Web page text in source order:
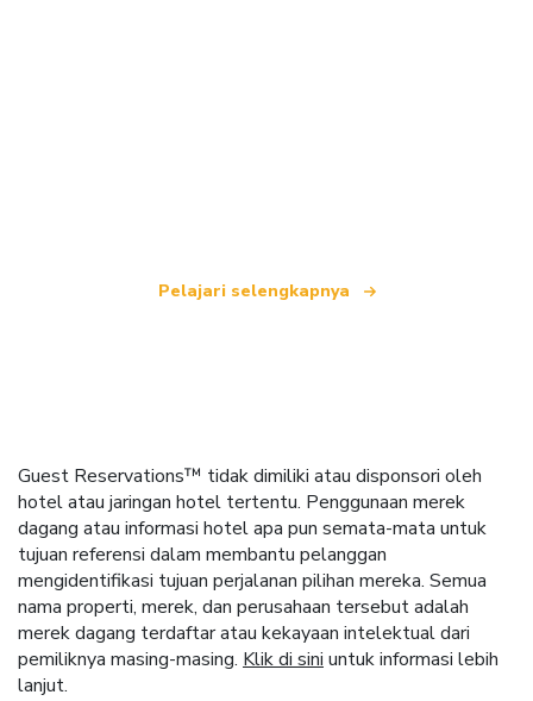
Pelajari selengkapnya
Guest Reservations™ tidak dimiliki atau disponsori oleh
hotel atau jaringan hotel tertentu. Penggunaan merek
dagang atau informasi hotel apa pun semata-mata untuk
tujuan referensi dalam membantu pelanggan
mengidentifikasi tujuan perjalanan pilihan mereka. Semua
nama properti, merek, dan perusahaan tersebut adalah
merek dagang terdaftar atau kekayaan intelektual dari
pemiliknya masing-masing. Klik di sini untuk informasi lebih
lanjut.